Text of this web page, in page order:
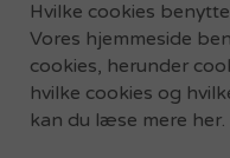
Hvilke cookies
Vores hjemmeside
cookies, herunder
hvilke cookies og
kan du læse mere her.